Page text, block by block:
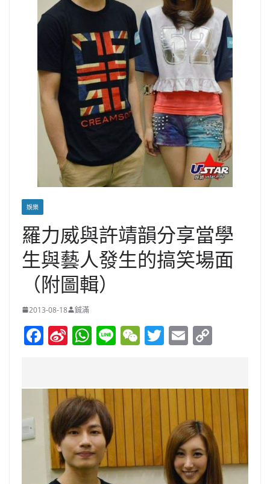
娛樂
羅力威與許靖韻分享當學
生與藝人發生的搞笑場面
（附圖輯）
2013-08-18 鋮滿
F
e
b
o
o
k
Si
W
ei
b
o
W
s
A
p
p
Li W
h
at
T
er
E
l y
Li
n
k